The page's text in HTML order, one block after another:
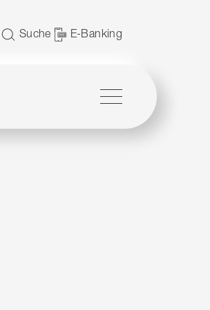
Suche E-Banking